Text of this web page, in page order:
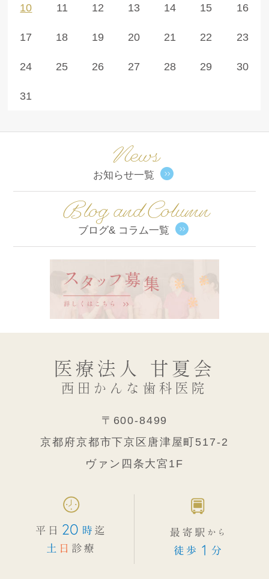
10 11 12 13 14 15 16
17 18 19 20 21 22 23
24 25 26 27 28 29 30
31
News
お知らせ一覧
Blog and Column
ブログ& コラム一覧
医療法人 甘夏会
西田かんな歯科医院
〒600-8499
京都府京都市下京区唐津屋町517-2
ヴァン四条大宮1F